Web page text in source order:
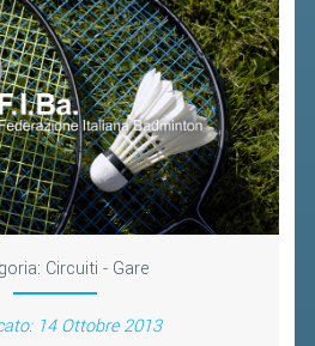
Circuiti - Gare
14 Ottobre 2013